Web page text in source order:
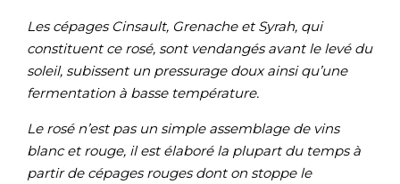
Les cépages Cinsault, Grenache et Syrah, qui
constituent ce rosé, sont vendangés avant le levé du
soleil, subissent un pressurage doux ainsi qu’une
fermentation à basse température.
Le rosé n’est pas un simple assemblage de vins
blanc et rouge, il est élaboré la plupart du temps à
partir de cépages rouges dont on stoppe le